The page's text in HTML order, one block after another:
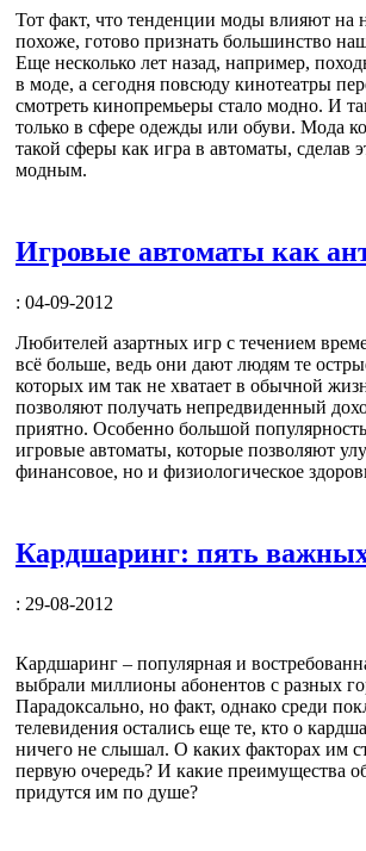
Тот факт, что тенденции моды влияют на
похоже, готово признать большинство
Еще несколько лет назад, например,
в моде, а сегодня повсюду кинотеатры
смотреть кинопремьеры стало модно. И
только в сфере одежды или обуви. Мода
такой сферы как игра в автоматы, сделав
модным.
Игровые автоматы как
: 04-09-2012
Любителей азартных игр с течением
всё больше, ведь они дают людям те
которых им так не хватает в обычной
позволяют получать непредвиденный
приятно. Особенно большой
игровые автоматы, которые позволяют
финансовое, но и физиологическое
Кардшаринг: пять
: 29-08-2012
Кардшаринг – популярная и
выбрали миллионы абонентов с разных
Парадоксально, но факт, однако среди
телевидения остались еще те, кто о
ничего не слышал. О каких факторах им
первую очередь? И какие преимущества
придутся им по душе?